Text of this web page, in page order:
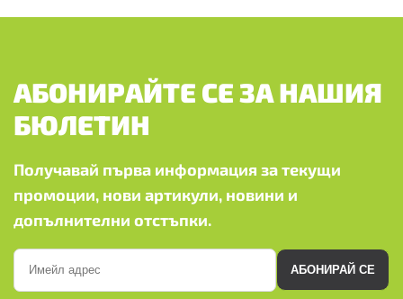
АБОНИРАЙТЕ СЕ ЗА НАШИЯ
БЮЛЕТИН
Получавай първа информация за текущи
промоции, нови артикули, новини и
допълнителни отстъпки.
АБОНИРАЙ СЕ